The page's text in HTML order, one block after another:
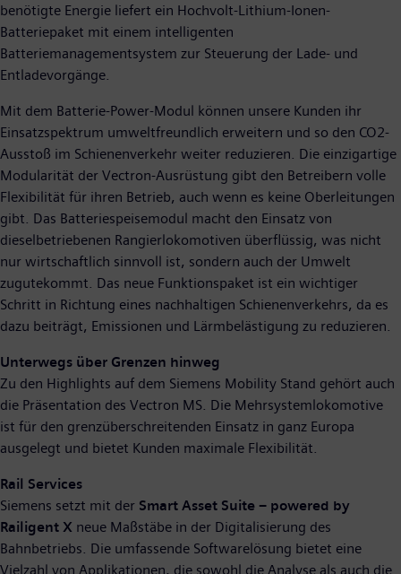
benötigte Energie liefert ein Hochvolt-Lithium-Ionen-
Batteriepaket mit einem intelligenten
Batteriemanagementsystem zur Steuerung der Lade- und
Entladevorgänge.
Mit dem Batterie-Power-Modul können unsere Kunden ihr
Einsatzspektrum umweltfreundlich erweitern und so den CO2-
Ausstoß im Schienenverkehr weiter reduzieren. Die einzigartige
Modularität der Vectron-Ausrüstung gibt den Betreibern volle
Flexibilität für ihren Betrieb, auch wenn es keine Oberleitungen
gibt. Das Batteriespeisemodul macht den Einsatz von
dieselbetriebenen Rangierlokomotiven überflüssig, was nicht
nur wirtschaftlich sinnvoll ist, sondern auch der Umwelt
zugutekommt. Das neue Funktionspaket ist ein wichtiger
Schritt in Richtung eines nachhaltigen Schienenverkehrs, da es
dazu beiträgt, Emissionen und Lärmbelästigung zu reduzieren.
Unterwegs über Grenzen hinweg
Zu den Highlights auf dem Siemens Mobility Stand gehört auch
die Präsentation des Vectron MS. Die Mehrsystemlokomotive
ist für den grenzüberschreitenden Einsatz in ganz Europa
ausgelegt und bietet Kunden maximale Flexibilität.
Rail Services
Siemens setzt mit der Smart Asset Suite – powered by
Railigent X neue Maßstäbe in der Digitalisierung des
Bahnbetriebs. Die umfassende Softwarelösung bietet eine
Vielzahl von Applikationen, die sowohl die Analyse als auch die